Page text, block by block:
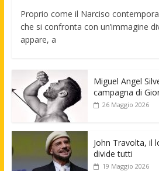
Proprio come il Narciso
che si confronta con un’immagine
appare, a
Miguel Angel
campagna di
26 Maggio 2026
John Travolta, il
divide tutti
19 Maggio 2026